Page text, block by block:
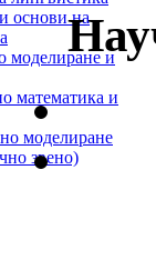
основи на
моделиране и
математика и
моделиране
звено)